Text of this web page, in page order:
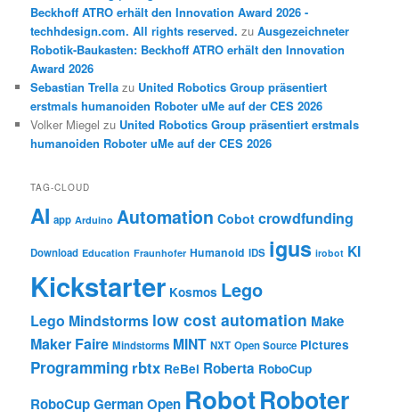
Beckhoff ATRO erhält den Innovation Award 2026 -
techhdesign.com. All rights reserved. zuAusgezeichneter
Robotik-Baukasten: Beckhoff ATRO erhält den Innovation
Award 2026
Sebastian Trella zu United Robotics Group präsentiert
erstmals humanoiden Roboter uMe auf der CES 2026
Volker Miegel zu United Robotics Group präsentiert erstmals
humanoiden Roboter uMe auf der CES 2026
TAG-CLOUD
AI app Arduino Automation Cobot crowdfunding
Download Education Fraunhofer Humanoid IDS igus irobot KI
Kickstarter Kosmos Lego
Lego Mindstorms low cost automation Make
Maker Faire Mindstorms MINT NXT Open Source Pictures
Programming rbtx ReBel Roberta RoboCup
RoboCup German Open RobotRoboter